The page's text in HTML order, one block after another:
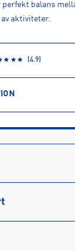
perfekt balans
aktiviteter.
(4.9)
HIF GREEN
Scandinavia